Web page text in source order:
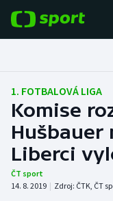
Fotbal
Hokej
Tenis
Atletika
1. FOTBALOVÁ LIGA
Komise
Hušbauer
Liberci
ČT sport
14. 8. 2019 | Zdroj: ČTK, ČT